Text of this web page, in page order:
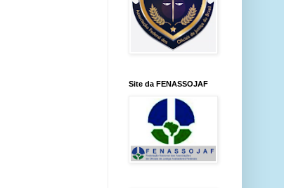
Site da FENASSOJAF